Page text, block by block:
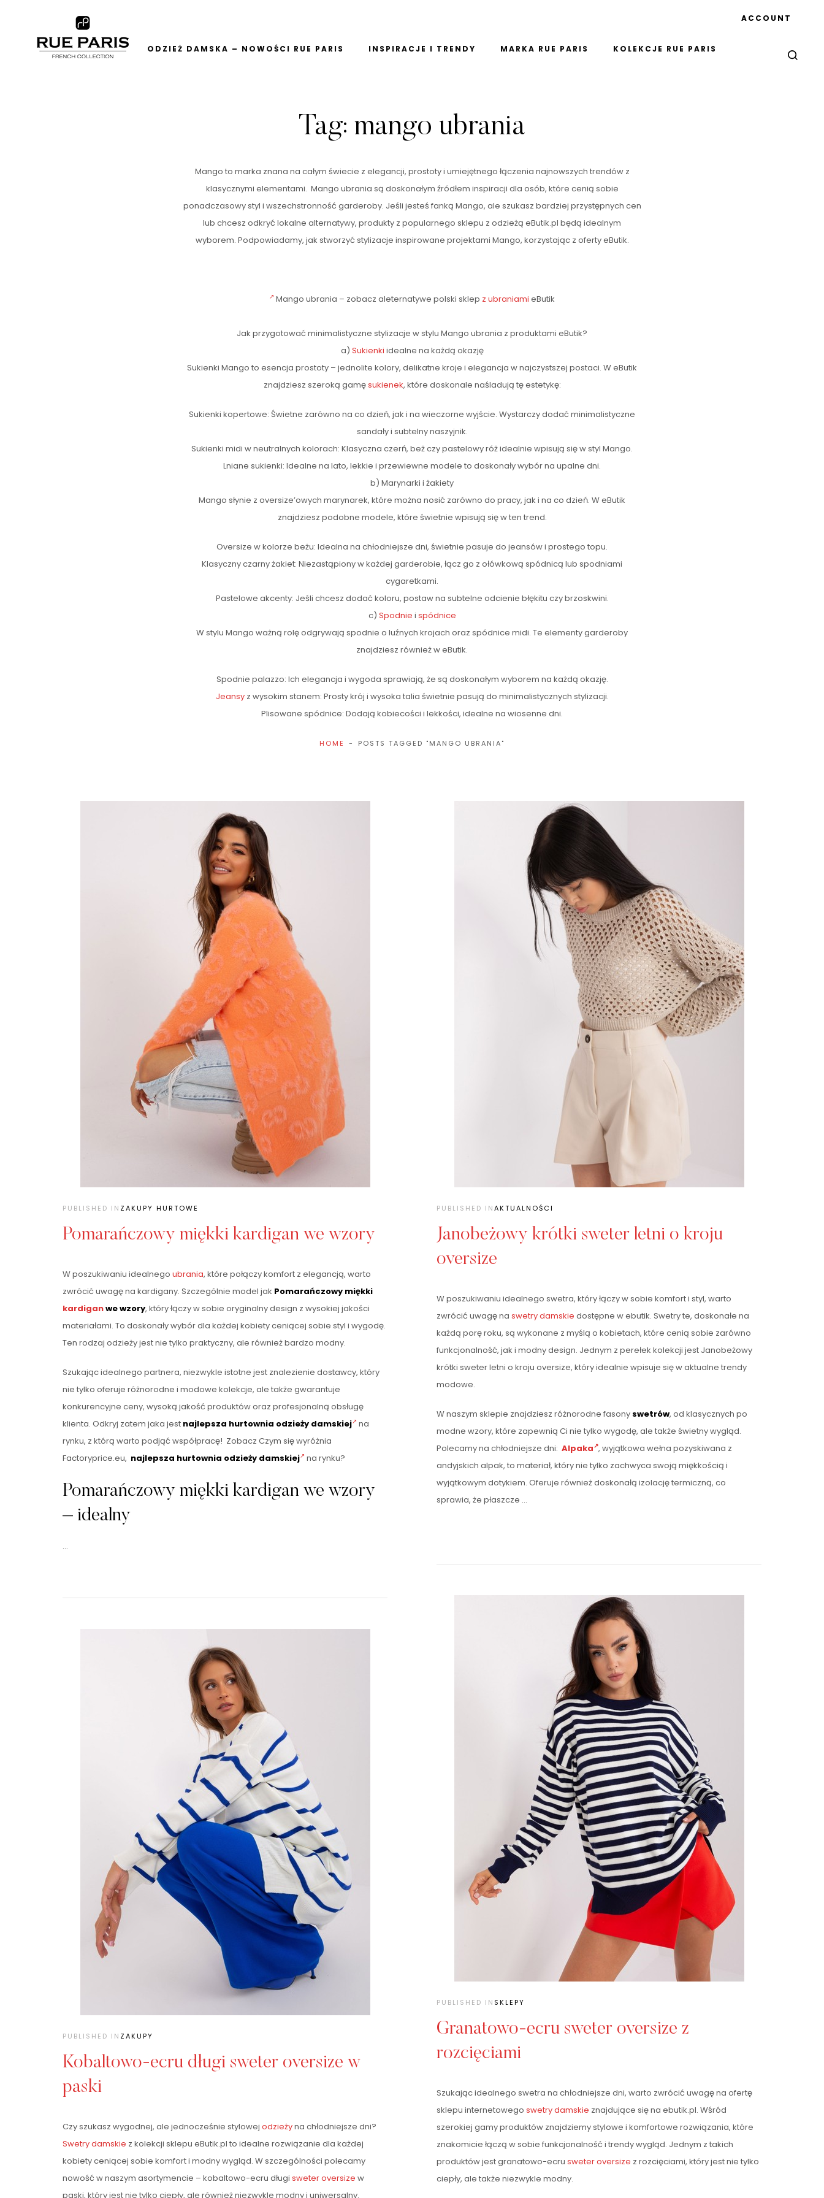
ODZIEŻ DAMSKA – NOWOŚCI RUE PARIS INSPIRACJE I TRENDY MARKA RUE PARIS KOLEKCJE RUE PARIS
ACCOUNT
Tag: mango ubrania
Mango to marka znana na całym świecie z elegancji, prostoty i umiejętnego łączenia najnowszych trendów z
klasycznymi elementami. Mango ubrania są doskonałym źródłem inspiracji dla osób, które cenią sobie
ponadczasowy styl i wszechstronność garderoby. Jeśli jesteś fanką Mango, ale szukasz bardziej przystępnych cen
lub chcesz odkryć lokalne alternatywy, produkty z popularnego sklepu z odzieżą eButik.pl będą idealnym
wyborem. Podpowiadamy, jak stworzyć stylizacje inspirowane projektami Mango, korzystając z oferty eButik.
Mango ubrania – zobacz aleternatywe polski sklep z ubraniami eButik
Jak przygotować minimalistyczne stylizacje w stylu Mango ubrania z produktami eButik?
a) Sukienki idealne na każdą okazję
Sukienki Mango to esencja prostoty – jednolite kolory, delikatne kroje i elegancja w najczystszej postaci. W eButik
znajdziesz szeroką gamęsukienek, które doskonale naśladują tę estetykę:
Sukienki kopertowe: Świetne zarówno na co dzień, jak i na wieczorne wyjście. Wystarczy dodać minimalistyczne
sandały i subtelny naszyjnik.
Sukienki midi w neutralnych kolorach: Klasyczna czerń, beż czy pastelowy róż idealnie wpisują się w styl Mango.
Lniane sukienki: Idealne na lato, lekkie i przewiewne modele to doskonały wybór na upalne dni.
b) Marynarki i żakiety
Mango słynie z oversize’owych marynarek, które można nosić zarówno do pracy, jak i na co dzień. W eButik
znajdziesz podobne modele, które świetnie wpisują się w ten trend.
Oversize w kolorze beżu: Idealna na chłodniejsze dni, świetnie pasuje do jeansów i prostego topu.
Klasyczny czarny żakiet: Niezastąpiony w każdej garderobie, łącz go z ołówkową spódnicą lub spodniami
cygaretkami.
Pastelowe akcenty: Jeśli chcesz dodać koloru, postaw na subtelne odcienie błękitu czy brzoskwini.
c) Spodnie i spódnice
W stylu Mango ważną rolę odgrywają spodnie o luźnych krojach oraz spódnice midi. Te elementy garderoby
znajdziesz również w eButik.
Spodnie palazzo: Ich elegancja i wygoda sprawiają, że są doskonałym wyborem na każdą okazję.
Jeansyz wysokim stanem: Prosty krój i wysoka talia świetnie pasują do minimalistycznych stylizacji.
Plisowane spódnice: Dodają kobiecości i lekkości, idealne na wiosenne dni.
HOME POSTS TAGGED "MANGO UBRANIA"
PUBLISHED IN ZAKUPY HURTOWE
Pomarańczowy miękki kardigan we wzory
W poszukiwaniu idealnego ubrania, które połączy komfort z elegancją, warto
zwrócić uwagę na kardigany. Szczególnie model jak Pomarańczowy miękki
kardiganwe wzory, który łączy w sobie oryginalny design z wysokiej jakości
materiałami. To doskonały wybór dla każdej kobiety ceniącej sobie styl i wygodę.
Ten rodzaj odzieży jest nie tylko praktyczny, ale również bardzo modny.
Szukając idealnego partnera, niezwykle istotne jest znalezienie dostawcy, który
nie tylko oferuje różnorodne i modowe kolekcje, ale także gwarantuje
konkurencyjne ceny, wysoką jakość produktów oraz profesjonalną obsługę
klienta. Odkryj zatem jaka jest najlepsza hurtownia odzieży damskiej na
rynku, z którą warto podjąć współpracę! Zobacz Czym się wyróżnia
Factoryprice.eu, najlepsza hurtownia odzieży damskiej na rynku?
Pomarańczowy miękki kardigan we wzory
– idealny
…
PUBLISHED INAKTUALNOŚCI
Janobeżowy krótki sweter letni o kroju
oversize
W poszukiwaniu idealnego swetra, który łączy w sobie komfort i styl, warto
zwrócić uwagę na swetry damskie dostępne w ebutik. Swetry te, doskonałe na
każdą porę roku, są wykonane z myślą o kobietach, które cenią sobie zarówno
funkcjonalność, jak i modny design. Jednym z perełek kolekcji jest Janobeżowy
krótki sweter letni o kroju oversize, który idealnie wpisuje się w aktualne trendy
modowe.
W naszym sklepie znajdziesz różnorodne fasony swetrów, od klasycznych po
modne wzory, które zapewnią Ci nie tylko wygodę, ale także świetny wygląd.
Polecamy na chłodniejsze dni: Alpaka , wyjątkowa wełna pozyskiwana z
andyjskich alpak, to materiał, który nie tylko zachwyca swoją miękkością i
wyjątkowym dotykiem. Oferuje również doskonałą izolację termiczną, co
sprawia, że płaszcze …
PUBLISHED IN SKLEPY
Granatowo-ecru sweter oversize z
rozcięciami
Szukając idealnego swetra na chłodniejsze dni, warto zwrócić uwagę na ofertę
sklepu internetowego swetry damskie znajdujące się na ebutik.pl. Wśród
szerokiej gamy produktów znajdziemy stylowe i komfortowe rozwiązania, które
znakomicie łączą w sobie funkcjonalność i trendy wygląd. Jednym z takich
produktów jest granatowo-ecru sweter oversize z rozcięciami, który jest nie tylko
ciepły, ale także niezwykle modny.
PUBLISHED IN ZAKUPY
Kobaltowo-ecru długi sweter oversize w
paski
Czy szukasz wygodnej, ale jednocześnie stylowej odzieżyna chłodniejsze dni?
Swetry damskie z kolekcji sklepu eButik.pl to idealne rozwiązanie dla każdej
kobiety ceniącej sobie komfort i modny wygląd. W szczególności polecamy
nowość w naszym asortymencie – kobaltowo-ecru długi sweter oversize w
paski, który jest nie tylko ciepły, ale również niezwykle modny i uniwersalny.